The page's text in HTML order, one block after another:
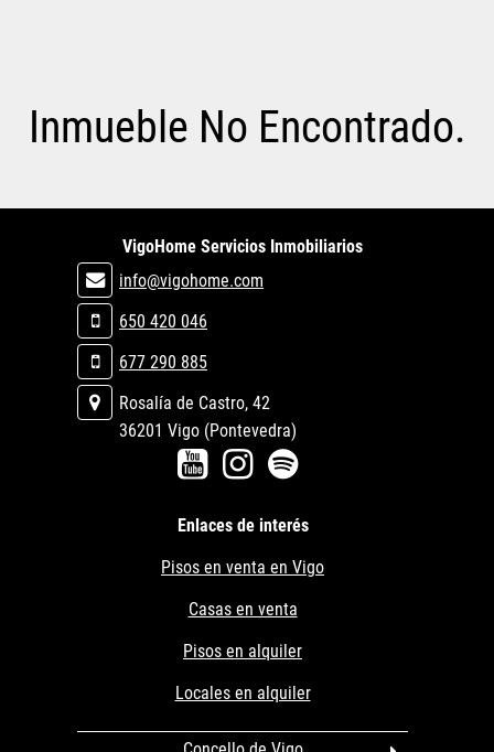
Inmueble No Encontrado.
VigoHome Servicios Inmobiliarios
info@vigohome.com
650 420 046
677 290 885
Rosalía de Castro, 42
36201 Vigo (Pontevedra)
Enlaces de interés
Pisos en venta en Vigo
Casas en venta
Pisos en alquiler
Locales en alquiler